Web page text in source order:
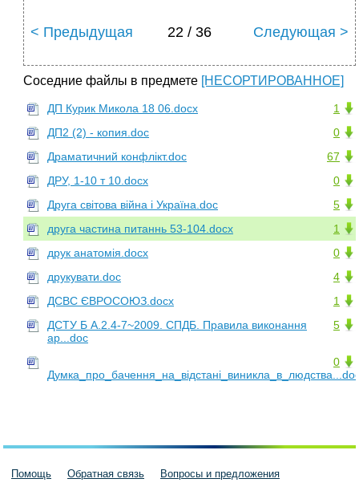
< Предыдущая 22 / 36 Следующая >
Соседние файлы в предмете [НЕСОРТИРОВАННОЕ]
1
ДП Курик Микола 18 06.docx
0
ДП2 (2) - копия.doc
67
Драматичний конфлікт.doc
0
ДРУ, 1-10 т 10.docx
5
Друга світова війна і Україна.doc
1
друга частина питаннь 53-104.docx
0
друк анатомія.docx
4
друкувати.doc
1
ДСВC ЄВРОСОЮЗ.docx
5
ДСТУ Б А.2.4-7~2009. СПДБ. Правила виконання
ар...doc
0
Помощь Обратная связь Вопросы и предложения